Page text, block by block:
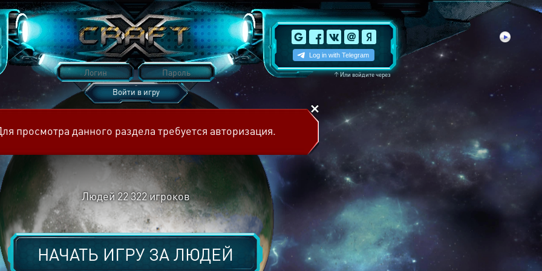
↑Или войдите через
Войти в игру
просмотра данного раздела требуется авторизация.
Людей 22 322игроков
НАЧАТЬ ИГРУ ЗАЛЮДЕЙ